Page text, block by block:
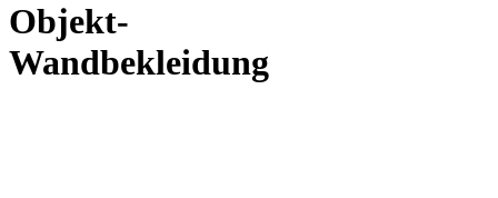
Objekt-
Wandbekleidung